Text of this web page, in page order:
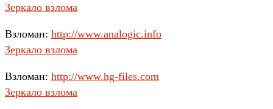
Зеркало взлома
Взломан: http://www.analogic.info
Зеркало взлома
Взломан: http://www.hg-files.com
Зеркало взлома